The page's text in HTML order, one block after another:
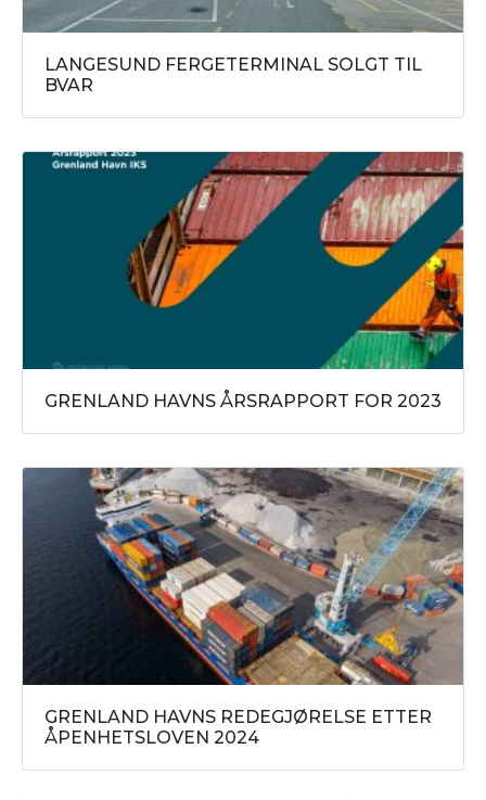
LANGESUND FERGETERMINAL SOLGT TIL
BVAR
GRENLAND HAVNS ÅRSRAPPORT FOR 2023
GRENLAND HAVNS REDEGJØRELSE ETTER
ÅPENHETSLOVEN 2024